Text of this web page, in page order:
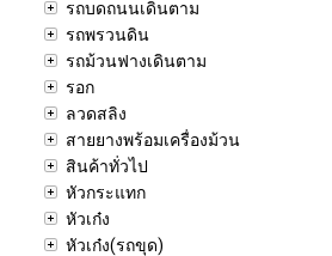
รถบดถนนเดินตาม
รถพรวนดิน
รถม้วนฟางเดินตาม
รอก
ลวดสลิง
สายยางพร้อมเครื่องม้วน
สินค้าทั่วไป
หัวกระแทก
หัวเก๋ง
หัวเก๋ง(รถขุด)